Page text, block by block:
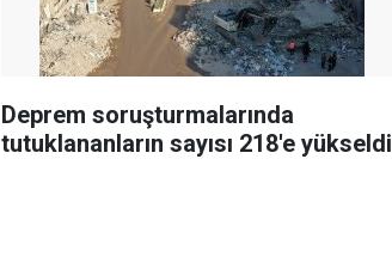
Deprem soruşturmalarında
tutuklananların sayısı 218'e yükseldi